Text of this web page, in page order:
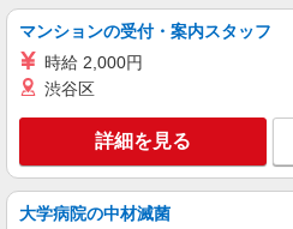
開始
時給1,400円
勤務は時給25％
×7.75時間×20日＝
雇入れ直後：
の定める就業場所
キープ
正社員 職業紹介
マンションの受付・案内スタッフ
時給 2,000円
渋谷区
詳細を見る
大学病院の中材滅菌